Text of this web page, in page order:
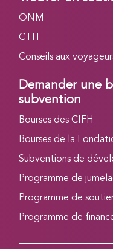
ONM
CTH
Conseils aux
Demander une
subvention
Bourses des CIFH
Bourses de la
Subventions de
Programme de
Programme de
Programme de